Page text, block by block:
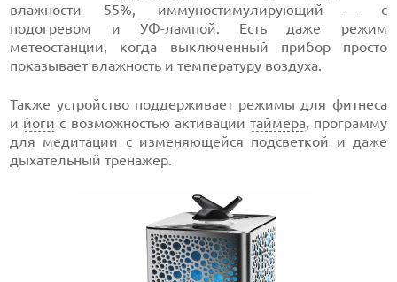
влажности 55%, иммуностимулирующий — с
подогревом и УФ-лампой. Есть даже режим
метеостанции, когда выключенный прибор просто
показывает влажность и температуру воздуха.
Также устройство поддерживает режимы для фитнеса
и йоги с возможностью активации таймера, программу
для медитации с изменяющейся подсветкой и даже
дыхательный тренажер.